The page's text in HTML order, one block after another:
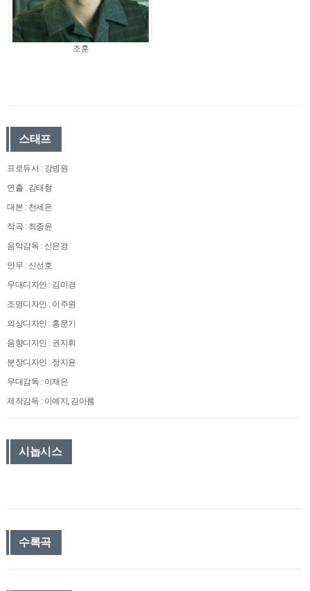
조훈
스태프
프로듀서 : 강병원
연출 : 김태형
대본 : 천세은
작곡 : 최종윤
음악감독 : 신은경
안무 : 신선호
무대디자인 : 김미경
조명디자인 : 이주원
의상디자인 : 홍문기
음향디자인 : 권지휘
분장디자인 : 정지윤
무대감독 : 이재은
제작감독 : 이예지, 김아름
시놉시스
수록곡